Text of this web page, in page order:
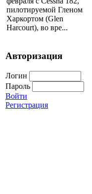
пилотируемой Гленом
Харкортом (Glen
Harcourt), во вре...
Авторизация
Логин
Пароль
Войти
Регистрация